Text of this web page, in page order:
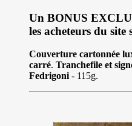
Un BONUS
les acheteurs du site
Couverture cartonnée
carré. Tranchefile et
Fedrigoni - 115g.